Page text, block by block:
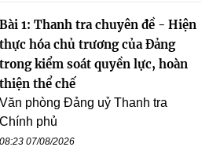
Bài 1: Thanh tra chuyên đề - Hiện
thực hóa chủ trương của Đảng
trong kiểm soát quyền lực, hoàn
thiện thể chế
Văn phòng Đảng uỷ Thanh tra
Chính phủ
08:23 07/08/2026